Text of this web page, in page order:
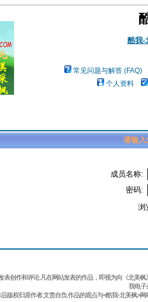
酷我-
常见问题与解答 (FAQ)
个人资料
请输入
成员名称:
密码:
浏
表创作和评论.凡在网站发表的作品，即视为向《北美
我电子
品版权归原作者.文责自负.作品的观点与<酷我-北美枫>